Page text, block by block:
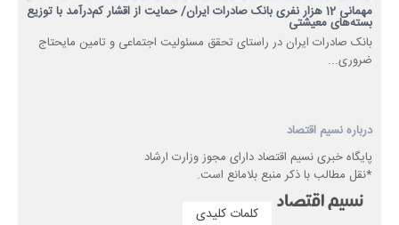
مهمانی 12 هزار نفری بانک صادرات ایران/ حمایت از اقشار کم‌درآمد با توزیع
بسته‌های معیشتی
​بانک صادرات ایران در راستای تحقق مسئولیت اجتماعی و تامین مایحتاج
ضروری...
درباره نسیم اقتصاد
پایگاه خبری نسیم اقتصاد دارای مجوز وزارت ارشاد
*نقل مطالب با ذکر منبع بلامانع است.
کلمات کلیدی